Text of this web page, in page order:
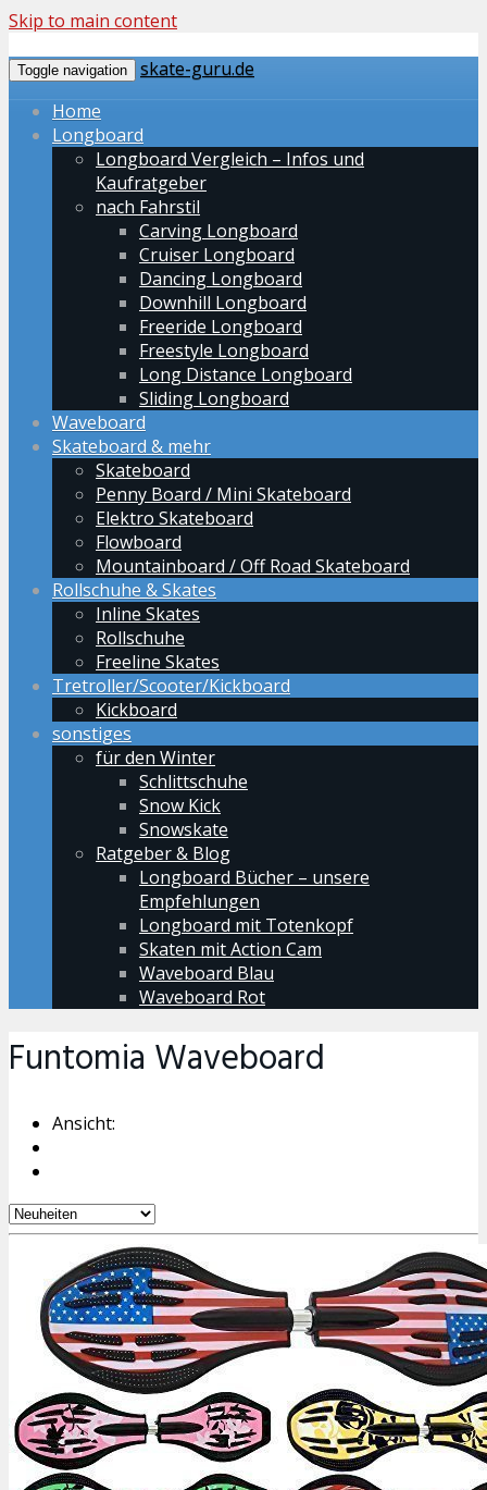
Skip to main content
Toggle navigation
skate-guru.de
Home
Longboard
Longboard Vergleich – Infos und
Kaufratgeber
nach Fahrstil
Carving Longboard
Cruiser Longboard
Dancing Longboard
Downhill Longboard
Freeride Longboard
Freestyle Longboard
Long Distance Longboard
Sliding Longboard
Waveboard
Skateboard & mehr
Skateboard
Penny Board / Mini Skateboard
Elektro Skateboard
Flowboard
Mountainboard / Off Road Skateboard
Rollschuhe & Skates
Inline Skates
Rollschuhe
Freeline Skates
Tretroller/Scooter/Kickboard
Kickboard
sonstiges
für den Winter
Schlittschuhe
Snow Kick
Snowskate
Ratgeber & Blog
Longboard Bücher – unsere
Empfehlungen
Longboard mit Totenkopf
Skaten mit Action Cam
Waveboard Blau
Waveboard Rot
Funtomia Waveboard
Ansicht: